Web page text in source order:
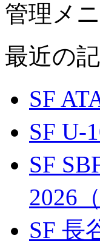
管理メ
最近の記
SF
SF U-
SF
2026
SF 長